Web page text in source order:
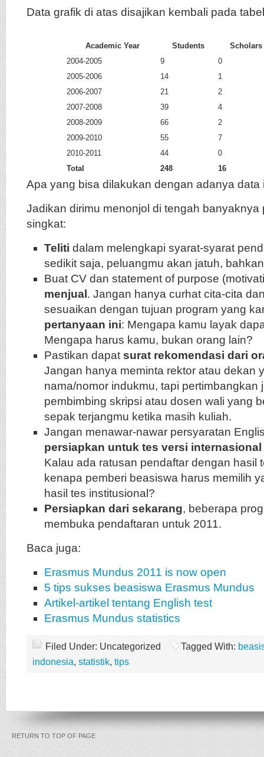
Data grafik di atas disajikan kembali pada
Academic Year Students
Scholars
2004-2005
9
0
2005-2006
14
1
2006-2007
21
2
2007-2008
39
4
2008-2009
66
2
2009-2010
55
7
2010-2011
44
0
Total
248 16
Apa yang bisa dilakukan dengan adanya data
Jadikan dirimu menonjol di tengah banyaknya
singkat:
Teliti dalam melengkapi syarat-syarat
sedikit saja, peluangmu akan jatuh,
Buat CV dan statement of purpose
menjual . Jangan hanya curhat cita-cita
sesuaikan dengan tujuan program yang
pertanyaan ini: Mengapa kamu layak
Mengapa harus kamu, bukan orang lain?
Pastikan dapat surat rekomendasi dari
Jangan hanya meminta rektor atau dekan
nama/nomor indukmu, tapi pertimbangkan
pembimbing skripsi atau dosen wali yang
sepak terjangmu ketika masih kuliah.
Jangan menawar-nawar persyaratan
persiapkan untuk tes versi internasional
Kalau ada ratusan pendaftar dengan hasil
kenapa pemberi beasiswa harus memilih
hasil tes institusional?
Persiapkan dari sekarang, beberapa
membuka pendaftaran untuk 2011.
Baca juga:
Erasmus Mundus 2011 is now open
5 tips sukses beasiswa Erasmus Mundus
Artikel-artikel tentang English test
Erasmus Mundus statistics
Filed Under: Uncategorized Tagged With:
indonesia, statistik, tips
RETURN TO TOP OF PAGE